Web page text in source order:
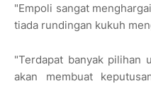
"Empoli sangat
tiada rundingan kukuh
"Terdapat banyak pilihan
akan membuat